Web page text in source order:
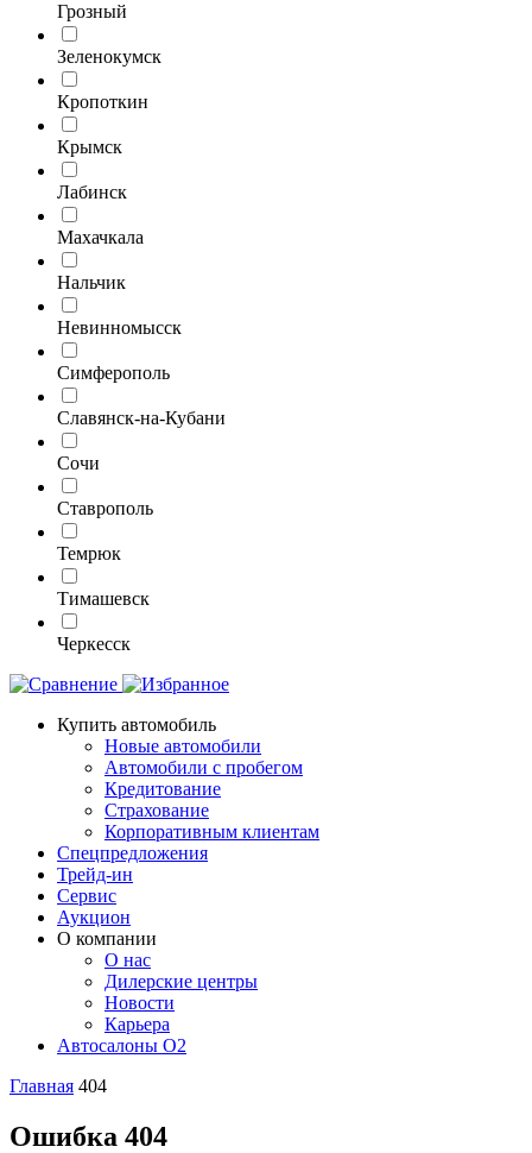
Грозный
Зеленокумск
Кропоткин
Крымск
Лабинск
Махачкала
Нальчик
Невинномысск
Симферополь
Славянск-на-Кубани
Сочи
Ставрополь
Темрюк
Тимашевск
Черкесск
Купить автомобиль
Новые автомобили
Автомобили с пробегом
Кредитование
Страхование
Корпоративным клиентам
Спецпредложения
Трейд-ин
Сервис
Аукцион
О компании
О нас
Дилерские центры
Новости
Карьера
Автосалоны O2
Главная 404
Ошибка 404